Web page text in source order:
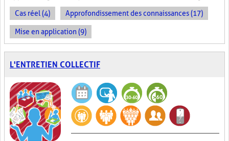
Cas réel (4) Approfondissement des connaissances (17)
Mise en application (9)
L'ENTRETIEN COLLECTIF